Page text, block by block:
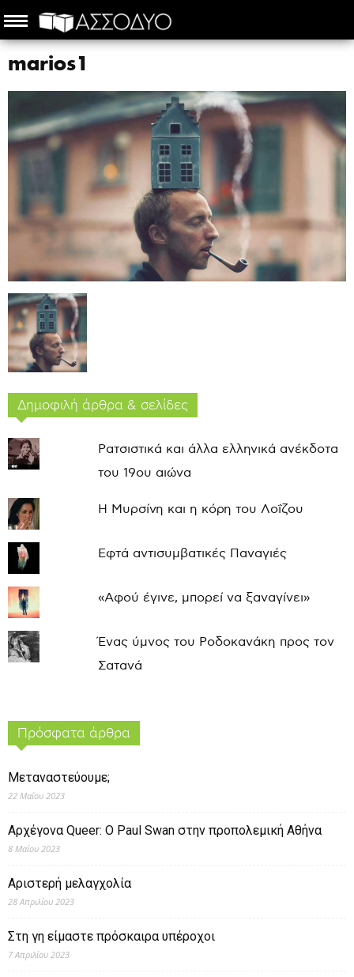
marios1
Δημοφιλή άρθρα & σελίδες
Ρατσιστικά και άλλα ελληνικά ανέκδοτα
του 19ου αιώνα
Η Μυρσίνη και η κόρη του Λοΐζου
Εφτά αντισυμβατικές Παναγιές
«Αφού έγινε, μπορεί να ξαναγίνει»
Ένας ύμνος του Ροδοκανάκη προς τον
Σατανά
Πρόσφατα άρθρα
Μεταναστεύουμε;
22 Μαΐου 2023
Αρχέγονα Queer: O Paul Swan στην προπολεμική Αθήνα
8 Μαΐου 2023
Αριστερή μελαγχολία
28 Απριλίου 2023
Στη γη είμαστε πρόσκαιρα υπέροχοι
7 Απριλίου 2023